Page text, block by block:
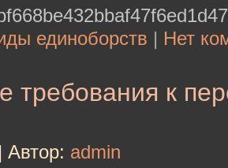
единоборств | Нет
требования к
Автор: admin